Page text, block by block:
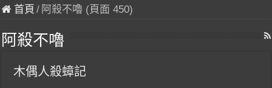
首頁 / 阿殺不嚕 (頁面 450)
阿殺不嚕
木偶人殺蟑記